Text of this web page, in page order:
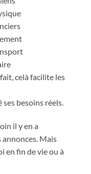
celà facilite les
ses besoins réels.
il y en a
Mais
en fin de vie ou à